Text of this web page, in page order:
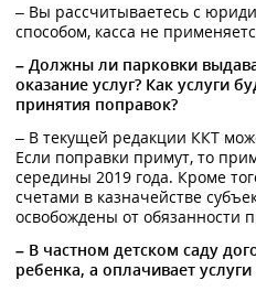
– Вы рассчитываетесь с
способом, касса не
– Должны ли парковки
оказание услуг? Как услуги
принятия поправок?
– В текущей редакции ККТ
Если поправки примут, то
середины 2019 года. Кроме
счетами в казначействе
освобождены от обязанности
– В частном детском саду
ребенка, а оплачивает